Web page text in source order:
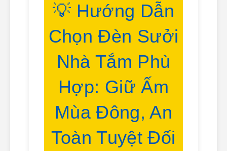
💡 Hướng Dẫn
Chọn Đèn Sưởi
Nhà Tắm Phù
Hợp: Giữ Ấm
Mùa Đông, An
Toàn Tuyệt Đối